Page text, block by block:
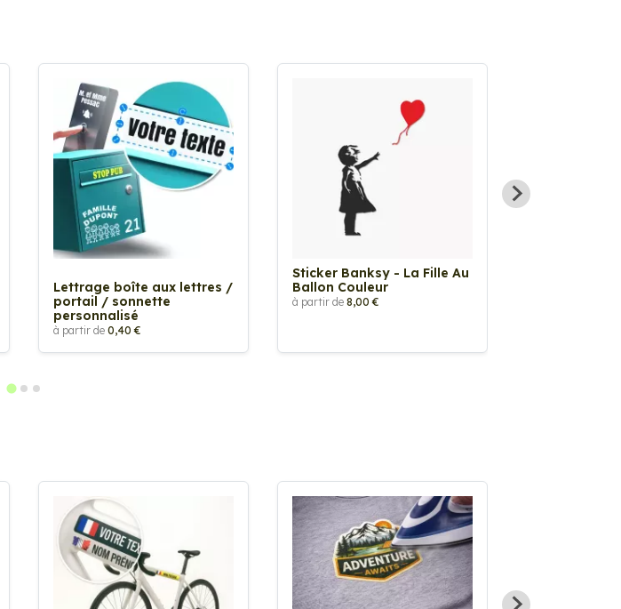
Lettrage boîte aux lettres /
portail / sonnette
personnalisé
à partir de 0,40 €
Sticker Banksy - La Fille Au
Ballon Couleur
à partir de 8,00 €